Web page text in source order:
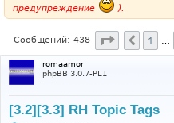
предупреждение
).
Сообщений: 438 Страница26
Пред.
1
romaamor
phpBB 3.0.7-PL1
[3.2][3.3] RH Topic Tags